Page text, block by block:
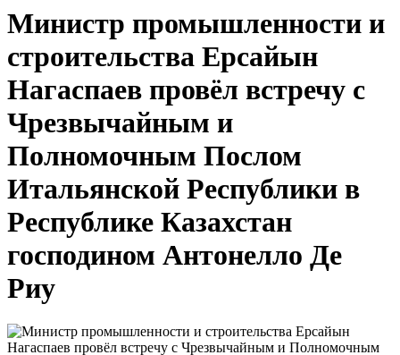
Министр промышленности и
строительства Ерсайын
Нагаспаев провёл встречу с
Чрезвычайным и
Полномочным Послом
Итальянской Республики в
Республике Казахстан
господином Антонелло Де
Риу